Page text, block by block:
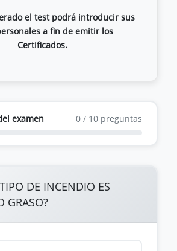
el test podrá introducir sus
a fin de emitir los
Certificados.
examen 0 / 10 preguntas
DE INCENDIO ES
GRASO?